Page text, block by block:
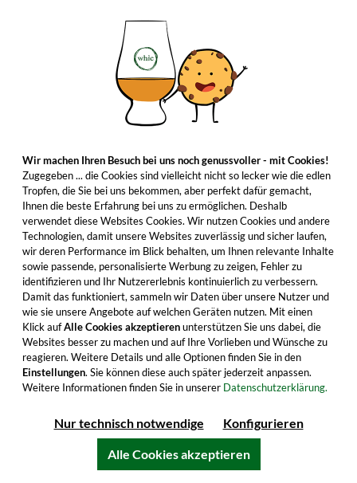
Westward American Single Malt Whiskey
Pinot Noir Cask Finish
Ein Single Malt Fruchtbombe am Gaumen aus
auch als Scotch-Whisky-Fan. Jetzt bestellen!
79,99 € 67,19 €
Inhalt: 0.7 Liter (95,99 €/Liter)
30-Tage-Bestpreis**: 54,88 €
inkl. MwSt. zzgl. Versandkosten
In den Warenkorb
Alle Produktmerkmale
Wir machen Ihren Besuch bei uns noch genussvoller - mit Cookies!
Zugegeben ... die Cookies sind vielleicht nicht so lecker wie die edlen
Tropfen, die Sie bei uns bekommen, aber perfekt dafür gemacht,
Ihnen die beste Erfahrung bei uns zu ermöglichen. Deshalb
verwendet diese Websites Cookies. Wir nutzen Cookies und andere
Technologien, damit unsere Websites zuverlässig und sicher laufen,
wir deren Performance im Blick behalten, um Ihnen relevante Inhalte
sowie passende, personalisierte Werbung zu zeigen, Fehler zu
identifizieren und Ihr Nutzererlebnis kontinuierlich zu verbessern.
Damit das funktioniert, sammeln wir Daten über unsere Nutzer und
wie sie unsere Angebote auf welchen Geräten nutzen. Mit einen
Klick aufAlle Cookies akzeptierenunterstützen Sie uns dabei, die
Websites besser zu machen und auf Ihre Vorlieben und Wünsche zu
reagieren. Weitere Details und alle Optionen finden Sie in den
Einstellungen. Sie können diese auch später jederzeit anpassen.
Weitere Informationen finden Sie in unserer Datenschutzerklärung.
Nur technisch notwendige Konfigurieren
Alle Cookies akzeptieren